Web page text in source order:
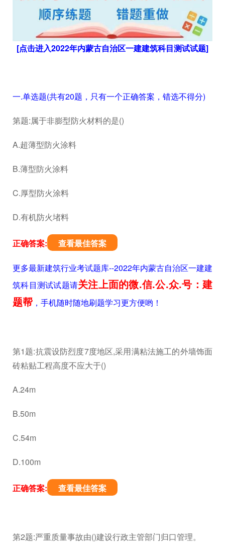
[点击进入2022年内蒙古自治区一建建筑科目测试试题]
一.单选题(共有20题，只有一个正确答案，错选不得分)
第题:属于非膨型防火材料的是()
A.超薄型防火涂料
B.薄型防火涂料
C.厚型防火涂料
D.有机防火堵料
正确答案: 查看最佳答案
更多最新建筑行业考试题库--2022年内蒙古自治区一建建
筑科目测试试题请关注上面的微.信.公.众.号：建
题帮 ，手机随时随地刷题学习更方便哟！
第1题:抗震设防烈度7度地区,采用满粘法施工的外墙饰面
砖粘贴工程高度不应大于()
A.24m
B.50m
C.54m
D.100m
正确答案: 查看最佳答案
第2题:严重质量事故由()建设行政主管部门归口管理。